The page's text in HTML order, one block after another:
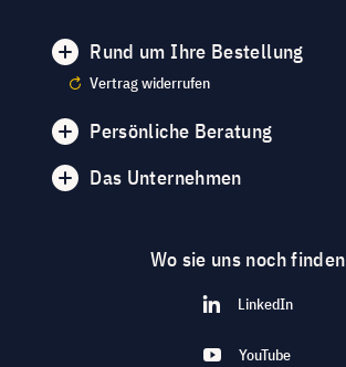
Rund um Ihre Bestellung
Vertrag widerrufen
Persönliche Beratung
Das Unternehmen
Wo sie uns noch finden
LinkedIn
YouTube